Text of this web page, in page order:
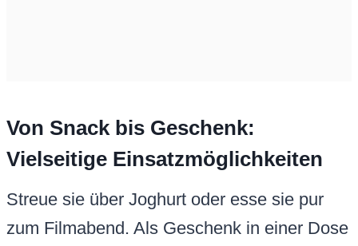
Von Snack bis Geschenk:
Vielseitige Einsatzmöglichkeiten
Streue sie über Joghurt oder esse sie pur
zum Filmabend. Als Geschenk in einer Dose